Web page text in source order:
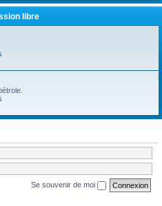
libre
Se souvenir de moi